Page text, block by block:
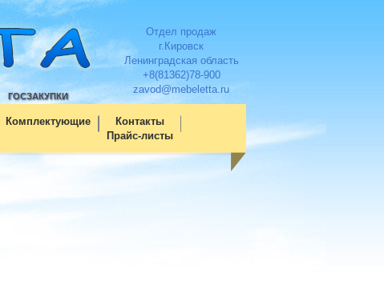
ГОСЗАКУПКИ
Отдел продаж
г.Кировск
Ленинградская область
+8(81362)78-900
zavod@mebeletta.ru
Комплектующие
Контакты
Прайс-листы